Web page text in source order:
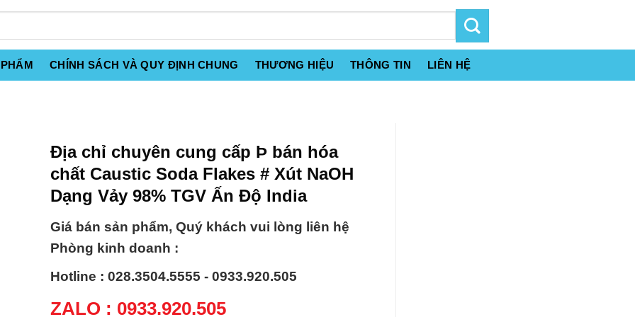
CHÍNH SÁCH VÀ QUY ĐỊNH CHUNG THƯƠNG HIỆU THÔNG TIN LIÊN HỆ
Địa chỉ chuyên cung cấp Þ bán hóa
chất Caustic Soda Flakes # Xút NaOH
Dạng Vảy 98% TGV Ấn Độ India
Giá bán sản phẩm, Quý khách vui lòng liên hệ
Phòng kinh doanh :
Hotline : 028.3504.5555 - 0933.920.505
ZALO : 0933.920.505